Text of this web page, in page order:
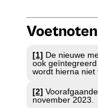
Voetnoten
[1] De nieuwe
ook
wordt hierna niet
[2]
november 2023.